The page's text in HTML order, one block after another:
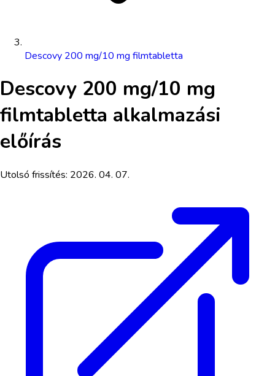
Descovy 200 mg/10 mg filmtabletta
Descovy 200 mg/10 mg
filmtabletta alkalmazási
előírás
Utolsó frissítés: 2026. 04. 07.